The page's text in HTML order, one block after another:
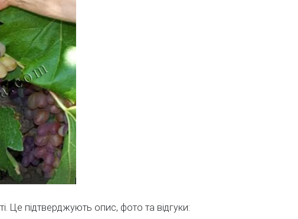
Це підтверджують опис, фото та відгуки: